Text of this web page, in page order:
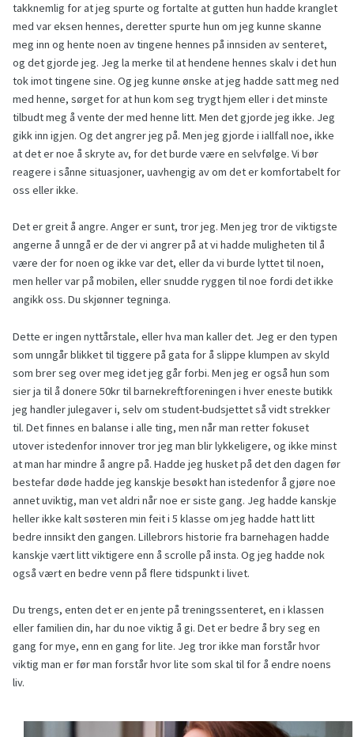
takknemlig for at jeg spurte og fortalte at gutten hun hadde kranglet
med var eksen hennes, deretter spurte hun om jeg kunne skanne
meg inn og hente noen av tingene hennes på innsiden av senteret,
og det gjorde jeg. Jeg la merke til at hendene hennes skalv i det hun
tok imot tingene sine. Og jeg kunne ønske at jeg hadde satt meg ned
med henne, sørget for at hun kom seg trygt hjem eller i det minste
tilbudt meg å vente der med henne litt. Men det gjorde jeg ikke. Jeg
gikk inn igjen. Og det angrer jeg på. Men jeg gjorde i iallfall noe, ikke
at det er noe å skryte av, for det burde være en selvfølge. Vi bør
reagere i sånne situasjoner, uavhengig av om det er komfortabelt for
oss eller ikke.
Det er greit å angre. Anger er sunt, tror jeg. Men jeg tror de viktigste
angerne å unngå er de der vi angrer på at vi hadde muligheten til å
være der for noen og ikke var det, eller da vi burde lyttet til noen,
men heller var på mobilen, eller snudde ryggen til noe fordi det ikke
angikk oss. Du skjønner tegninga.
Dette er ingen nyttårstale, eller hva man kaller det. Jeg er den typen
som unngår blikket til tiggere på gata for å slippe klumpen av skyld
som brer seg over meg idet jeg går forbi. Men jeg er også hun som
sier ja til å donere 50kr til barnekreftforeningen i hver eneste butikk
jeg handler julegaver i, selv om student-budsjettet så vidt strekker
til. Det finnes en balanse i alle ting, men når man retter fokuset
utover istedenfor innover tror jeg man blir lykkeligere, og ikke minst
at man har mindre å angre på. Hadde jeg husket på det den dagen før
bestefar døde hadde jeg kanskje besøkt han istedenfor å gjøre noe
annet uviktig, man vet aldri når noe er siste gang. Jeg hadde kanskje
heller ikke kalt søsteren min feit i 5 klasse om jeg hadde hatt litt
bedre innsikt den gangen. Lillebrors historie fra barnehagen hadde
kanskje vært litt viktigere enn å scrolle på insta. Og jeg hadde nok
også vært en bedre venn på flere tidspunkt i livet.
Du trengs, enten det er en jente på treningssenteret, en i klassen
eller familien din, har du noe viktig å gi. Det er bedre å bry seg en
gang for mye, enn en gang for lite. Jeg tror ikke man forstår hvor
viktig man er før man forstår hvor lite som skal til for å endre noens
liv.